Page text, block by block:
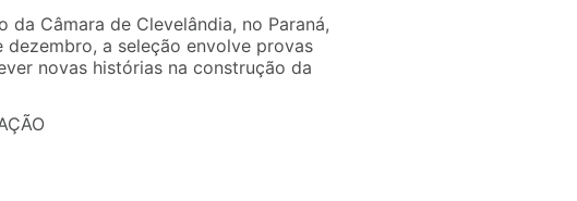
Câmara de Clevelândia, no Paraná,
a seleção envolve provas
novas histórias na construção da